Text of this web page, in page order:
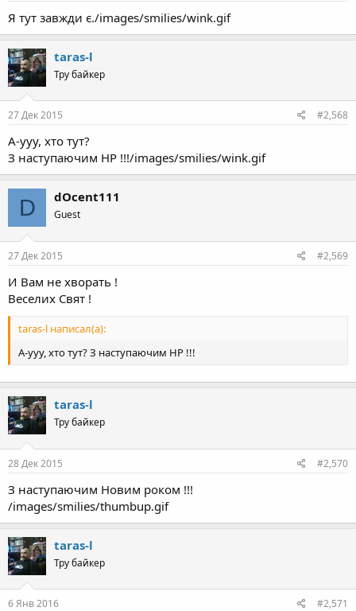
Я тут завжди є./images/smilies/wink.gif
taras-l
Тру байкер
27 Дек 2015 #2,568
А-ууу, хто тут?
З наступаючим НР !!!/images/smilies/wink.gif
D dOcent111
Guest
27 Дек 2015 #2,569
И Вам не хворать !
Веселих Свят !
taras-l написал(а):
А-ууу, хто тут? З наступаючим НР !!!
taras-l
Тру байкер
28 Дек 2015 #2,570
З наступаючим Новим роком !!!
/images/smilies/thumbup.gif
taras-l
Тру байкер
6 Янв 2016 #2,571